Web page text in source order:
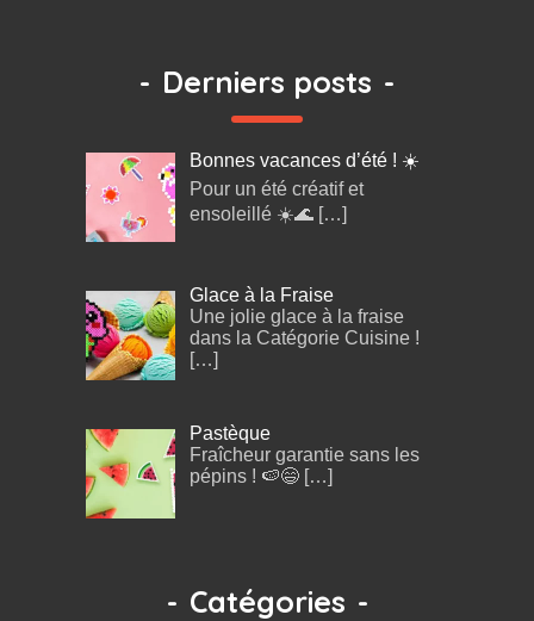
- Derniers posts -
Bonnes vacances d’été ! ☀️
Pour un été créatif et
ensoleillé ☀️🌊 […]
Glace à la Fraise
Une jolie glace à la fraise
dans la Catégorie Cuisine !
[…]
Pastèque
Fraîcheur garantie sans les
pépins ! 🍉😄 […]
- Catégories -